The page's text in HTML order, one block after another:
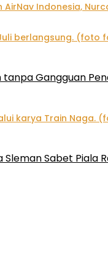
tanpa Gangguan
Sleman Sabet Piala